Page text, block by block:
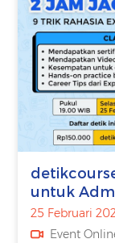
untuk
25 Februari
Event